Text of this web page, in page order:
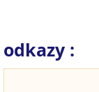
odkazy :